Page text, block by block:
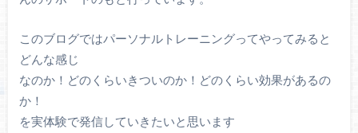
このブログではパーソナルトレーニングってやってみると
どんな感じ
なのか！どのくらいきついのか！どのくらい効果があるの
か！
を実体験で発信していきたいと思います